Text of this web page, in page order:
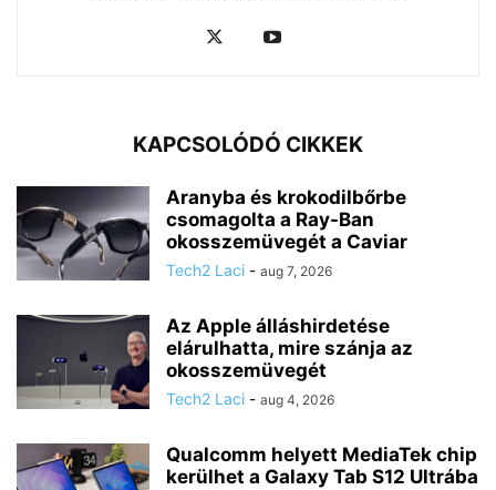
KAPCSOLÓDÓ CIKKEK
Aranyba és krokodilbőrbe
csomagolta a Ray-Ban
okosszemüvegét a Caviar
Tech2 Laci - aug 7, 2026
Az Apple álláshirdetése
elárulhatta, mire szánja az
okosszemüvegét
Tech2 Laci - aug 4, 2026
Qualcomm helyett MediaTek chip
kerülhet a Galaxy Tab S12 Ultrába